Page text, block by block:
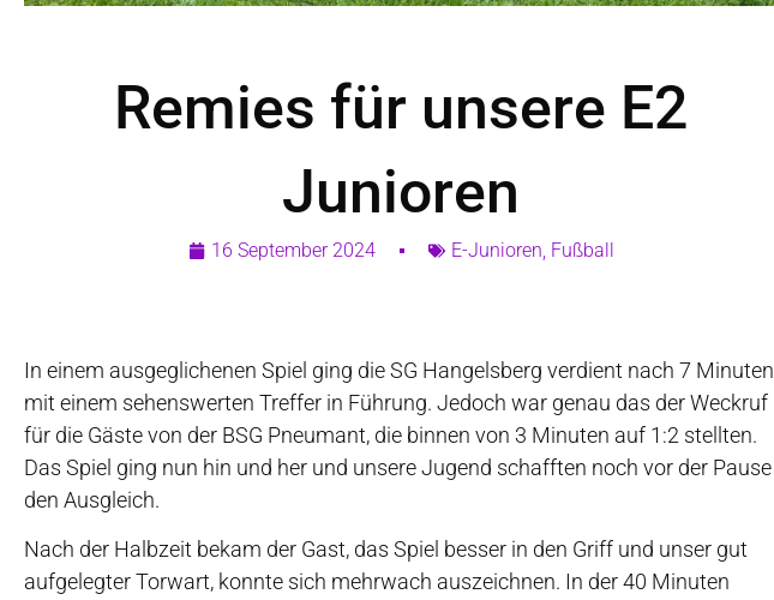
Remies für unsere E2
Junioren
16 September 2024 E-Junioren, Fußball
In einem ausgeglichenen Spiel ging die SG Hangelsberg verdient nach 7 Minuten
mit einem sehenswerten Treffer in Führung. Jedoch war genau das der Weckruf
für die Gäste von der BSG Pneumant, die binnen von 3 Minuten auf 1:2 stellten.
Das Spiel ging nun hin und her und unsere Jugend schafften noch vor der Pause
den Ausgleich.
Nach der Halbzeit bekam der Gast, das Spiel besser in den Griff und unser gut
aufgelegter Torwart, konnte sich mehrwach auszeichnen. In der 40 Minuten